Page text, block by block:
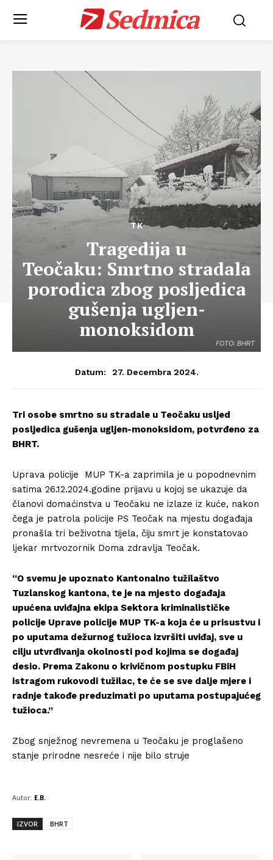
Sedmica
FOTO: BHRT
TK
Tragedija u
Teočaku: Smrtno stradala
porodica zbog posljedica
gušenja ugljen-
monoksidom
Datum: 27. Decembra 2024.
Tri osobe smrtno su stradale u Teočaku usljed
posljedica gušenja ugljen-monoksidom, potvrđeno za
BHRT.
Uprava policije MUP TK-a zaprimila je u popodnevnim
satima 26.12.2024.godine prijavu u kojoj se ukazuje da
članovi domaćinstva u Teočaku ne izlaze iz kuće, nakon
čega je patrola policije PS Teočak na mjestu događaja
pronašla tri beživotna tijela, čiju smrt je konstatovao
ljekar mrtvozornik Doma zdravlja Teočak.
“O svemu je upoznato Kantonalno tužilaštvo
Tuzlanskog kantona, te je na mjesto događaja
upućena uviđajna ekipa Sektora kriminalističke
policije Uprave policije MUP TK-a koja će u prisustvu i
po uputama dežurnog tužioca izvršiti uviđaj, sve u
cilju utvrđivanja okolnosti pod kojima se događaj
desio. Prema Zakonu o krivičnom postupku FBiH
istragom rukovodi tužilac, te će se sve dalje mjere i
radnje takođe preduzimati po uputama postupajućeg
tužioca.”
Zbog snježnog nevremena u Teočaku je proglašeno
stanje prirodne nesreće i nije bilo struje
Autor: E.B.
IZVOR BHRT